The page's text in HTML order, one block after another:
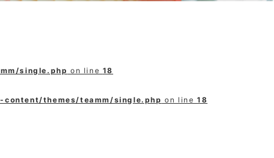
single.php on line 18
themes/teamm/single.php on line18